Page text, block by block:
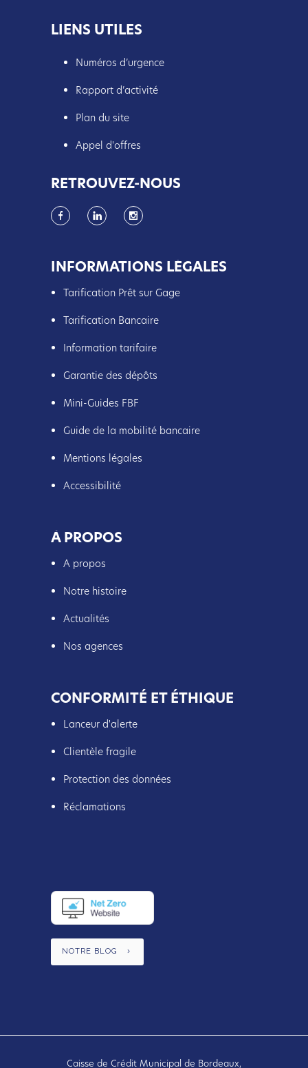
LIENS UTILES
Numéros d’urgence
Rapport d’activité
Plan du site
Appel d'offres
RETROUVEZ-NOUS
INFORMATIONS LÉGALES
Tarification Prêt sur Gage
Tarification Bancaire
Information tarifaire
Garantie des dépôts
Mini-Guides FBF
Guide de la mobilité bancaire
Mentions légales
Accessibilité
À PROPOS
A propos
Notre histoire
Actualités
Nos agences
CONFORMITÉ ET ÉTHIQUE
Lanceur d'alerte
Clientèle fragile
Protection des données
Réclamations
NOTRE BLOG
Caisse de Crédit Municipal de Bordeaux,